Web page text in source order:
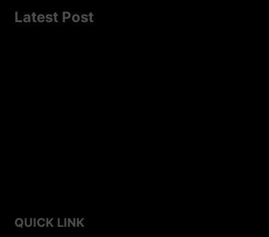
Latest Post
QUICK LINK